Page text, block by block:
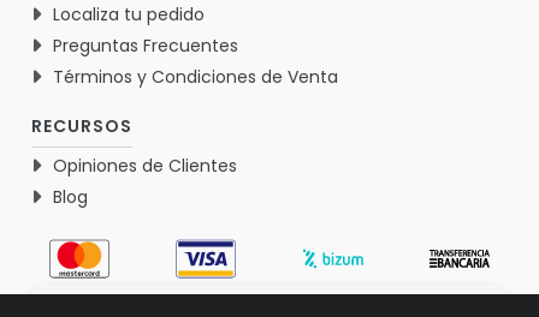
Localiza tu pedido
Preguntas Frecuentes
Términos y Condiciones de Venta
RECURSOS
Opiniones de Clientes
Blog